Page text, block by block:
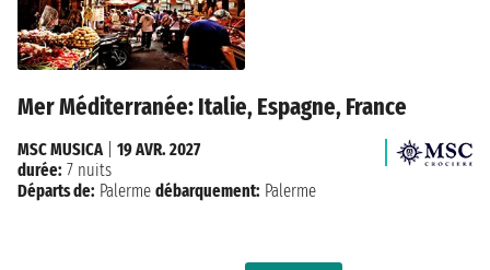
Mer Méditerranée: Italie, Espagne, France
MSC MUSICA| 19 AVR. 2027
durée: 7 nuits
Départs de: Palerme débarquement: Palerme